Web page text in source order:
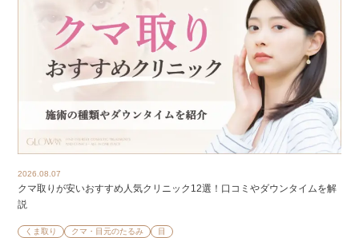
2026.08.07
クマ取りが安いおすすめ人気クリニック12選！口コミやダウンタイムを解
説
くま取り クマ・目元のたるみ 目